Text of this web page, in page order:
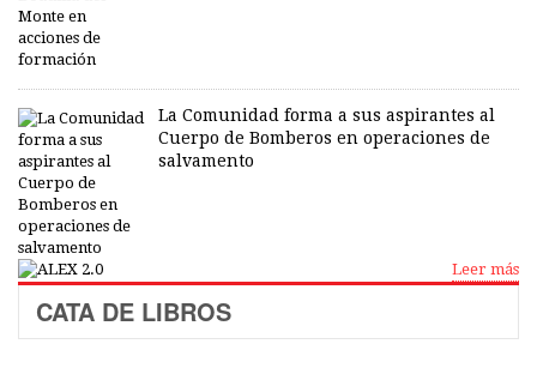
La Comunidad forma a sus aspirantes al
Cuerpo de Bomberos en operaciones de
salvamento
Leer más
CATA DE LIBROS